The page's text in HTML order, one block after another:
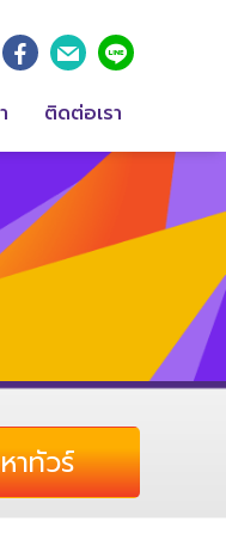
ติดต่อเรา
าทัวร์